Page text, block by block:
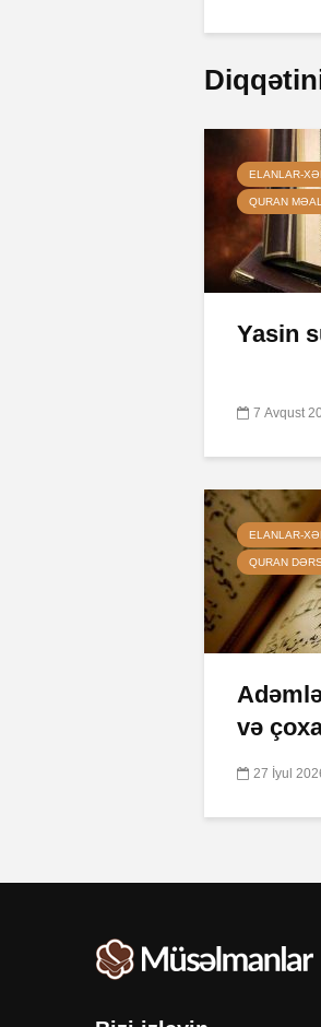
ELANLAR-
QURAN
Yasin
7 Avqust
ELANLAR-
QURAN
Adəmlə
və
27 İyul